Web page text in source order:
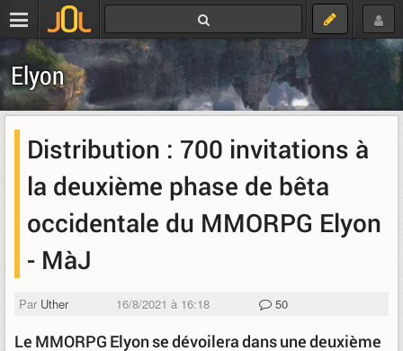
Elyon
Distribution : 700 invitations à
la deuxième phase de bêta
occidentale du MMORPG Elyon
- MàJ
Par Uther 16/8/2021 à 16:18 50
Le MMORPG Elyon se dévoilera dans une deuxième